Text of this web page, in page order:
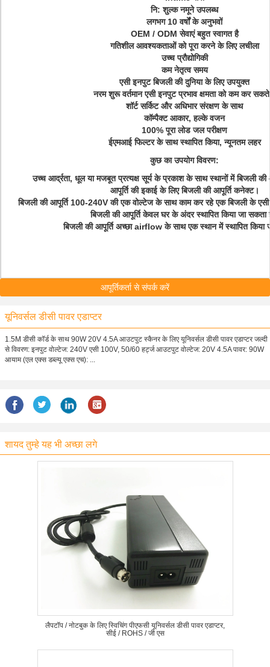
नि: शुल्क नमूने उपलब्ध
लगभग 10 वर्षों के अनुभवों
OEM / ODM सेवाएं बहुत स्वागत है
गतिशील आवश्यकताओं को पूरा करने के लिए लचीला
उच्च प्रौद्योगिकी
कम नेतृत्व समय
एसी इनपुट बिजली की दुनिया के लिए उपयुक्त
नरम शुरू वर्तमान एसी इनपुट प्रभाव क्षमता को कम कर
शॉर्ट सर्किट और अधिभार संरक्षण के साथ
कॉम्पैक्ट आकार, हल्के वजन
100% पूरा लोड जल परीक्षण
ईएमआई फिल्टर के साथ स्थापित किया, न्यूनतम लहर
कुछ का उपयोग विवरण:
उच्च आर्द्रता, धूल या मजबूत प्रत्यक्ष सूर्य के प्रकाश के साथ स्थानों में बिजली की
आपूर्ति की इकाई के लिए बिजली की आपूर्ति कनेक्ट।
बिजली की आपूर्ति 100-240V की एक वोल्टेज के साथ काम कर रहे एक बिजली के एसी
बिजली की आपूर्ति केवल घर के अंदर स्थापित किया जा सकता
बिजली की आपूर्ति अच्छा airflow के साथ एक स्थान में स्थापित किया
आपूर्तिकर्ता से संपर्क करें
यूनिवर्सल डीसी पावर एडाप्टर
1.5M डीसी कॉर्ड के साथ 90W 20V 4.5A आउटपुट स्कैनर के लिए यूनिवर्सल डीसी पावर एडाप्टर जल्दी
से विवरण: इनपुट वोल्टेज: 240V एसी 100V, 50/60 हर्ट्ज आउटपुट वोल्टेज: 20V 4.5A पावर: 90W
आयाम (एल एक्स डब्ल्यू एक्स एच): ...
शायद तुम्हे यह भी अच्छा लगे
लैपटॉप / नोटबुक के लिए स्विचिंग पीएफसी यूनिवर्सल डीसी पावर एडाप्टर,
सीई / ROHS / जी एस